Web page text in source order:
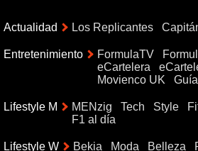
Actualidad Los Replicantes
Entretenimiento FormulaTV
eCartelera
Movienco UK
Lifestyle M MENzig Tech Style
F1 al día
Lifestyle W Bekia Moda Belleza